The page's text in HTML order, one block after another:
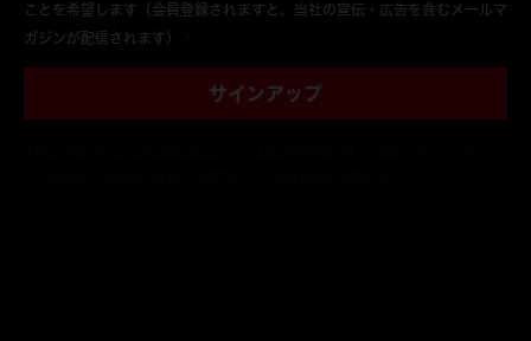
ことを希望します（会員登録されますと、当社の宣伝・広告を含むメールマ
ガジンが配信されます） *
サインアップ